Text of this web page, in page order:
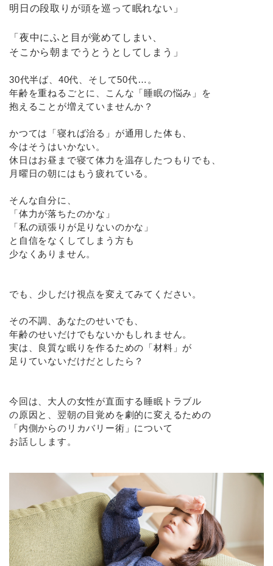
明日の段取りが頭を巡って眠れない」
「夜中にふと目が覚めてしまい、
そこから朝までうとうとしてしまう」
30代半ば、40代、そして50代…。
年齢を重ねるごとに、こんな「睡眠の悩み」を
抱えることが増えていませんか？
かつては「寝れば治る」が通用した体も、
今はそうはいかない。
休日はお昼まで寝て体力を温存したつもりでも、
月曜日の朝にはもう疲れている。
そんな自分に、
「体力が落ちたのかな」
「私の頑張りが足りないのかな」
と自信をなくしてしまう方も
少なくありません。
でも、少しだけ視点を変えてみてください。
その不調、あなたのせいでも、
年齢のせいだけでもないかもしれません。
実は、良質な眠りを作るための「材料」が
足りていないだけだとしたら？
今回は、大人の女性が直面する睡眠トラブル
の原因と、翌朝の目覚めを劇的に変えるための
「内側からのリカバリー術」について
お話しします。